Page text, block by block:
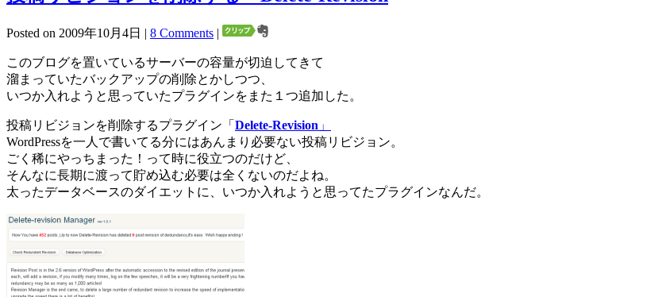
Posted on 2009年10月4日 | 8 Comments |
このブログを置いているサーバーの容量が切迫してきて
溜まっていたバックアップの削除とかしつつ、
いつか入れようと思っていたプラグインをまた１つ追加した。
投稿リビジョンを削除するプラグイン「 Delete-Revision 」
WordPressを一人で書いてる分にはあんまり必要ない投稿リビジョン。
ごく稀にやっちまった！って時に役立つのだけど、
そんなに長期に渡って貯め込む必要は全くないのだよね。
太ったデータベースのダイエットに、いつか入れようと思ってたプラグインなんだ。